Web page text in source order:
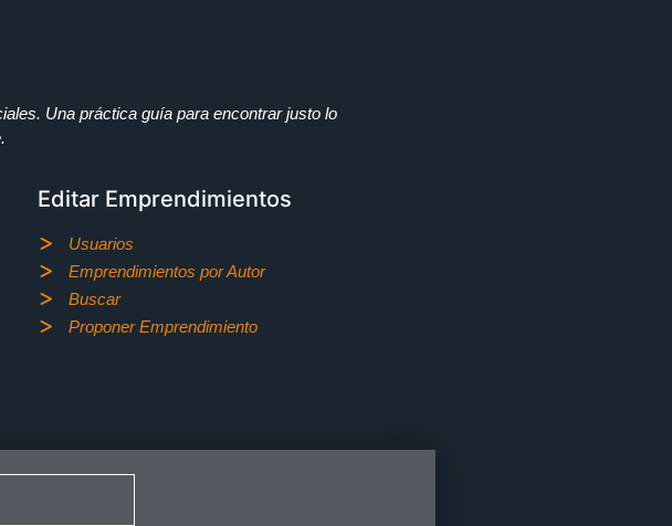
Una práctica guía para encontrar justo lo
Editar Emprendimientos
Usuarios
Emprendimientos por Autor
Buscar
Proponer Emprendimiento